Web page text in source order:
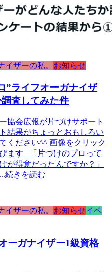
イザーの私。 お知らせ
”ライフオーガナイザ
査してみた件
協会広報が片づけサポート
結果がちょっとおもしろい
ください^^ 画像をクリック
ます 「片づけのプロって
が得意だったんですか？」
...続きを読む
イザーの私。 お知らせイベ
ーガナイザー1級資格